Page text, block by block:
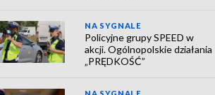
NA SYGNALE
Policyjne grupy SPEED w
akcji. Ogólnopolskie działania
„PRĘDKOŚĆ”